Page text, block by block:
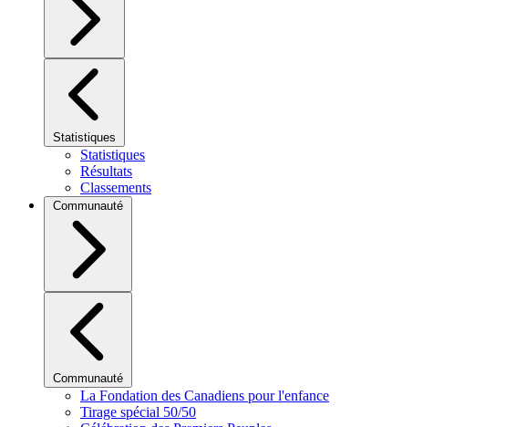
Statistiques
Statistiques
Résultats
Classements
Communauté
Communauté
La Fondation des Canadiens pour l'enfance
Tirage spécial 50/50